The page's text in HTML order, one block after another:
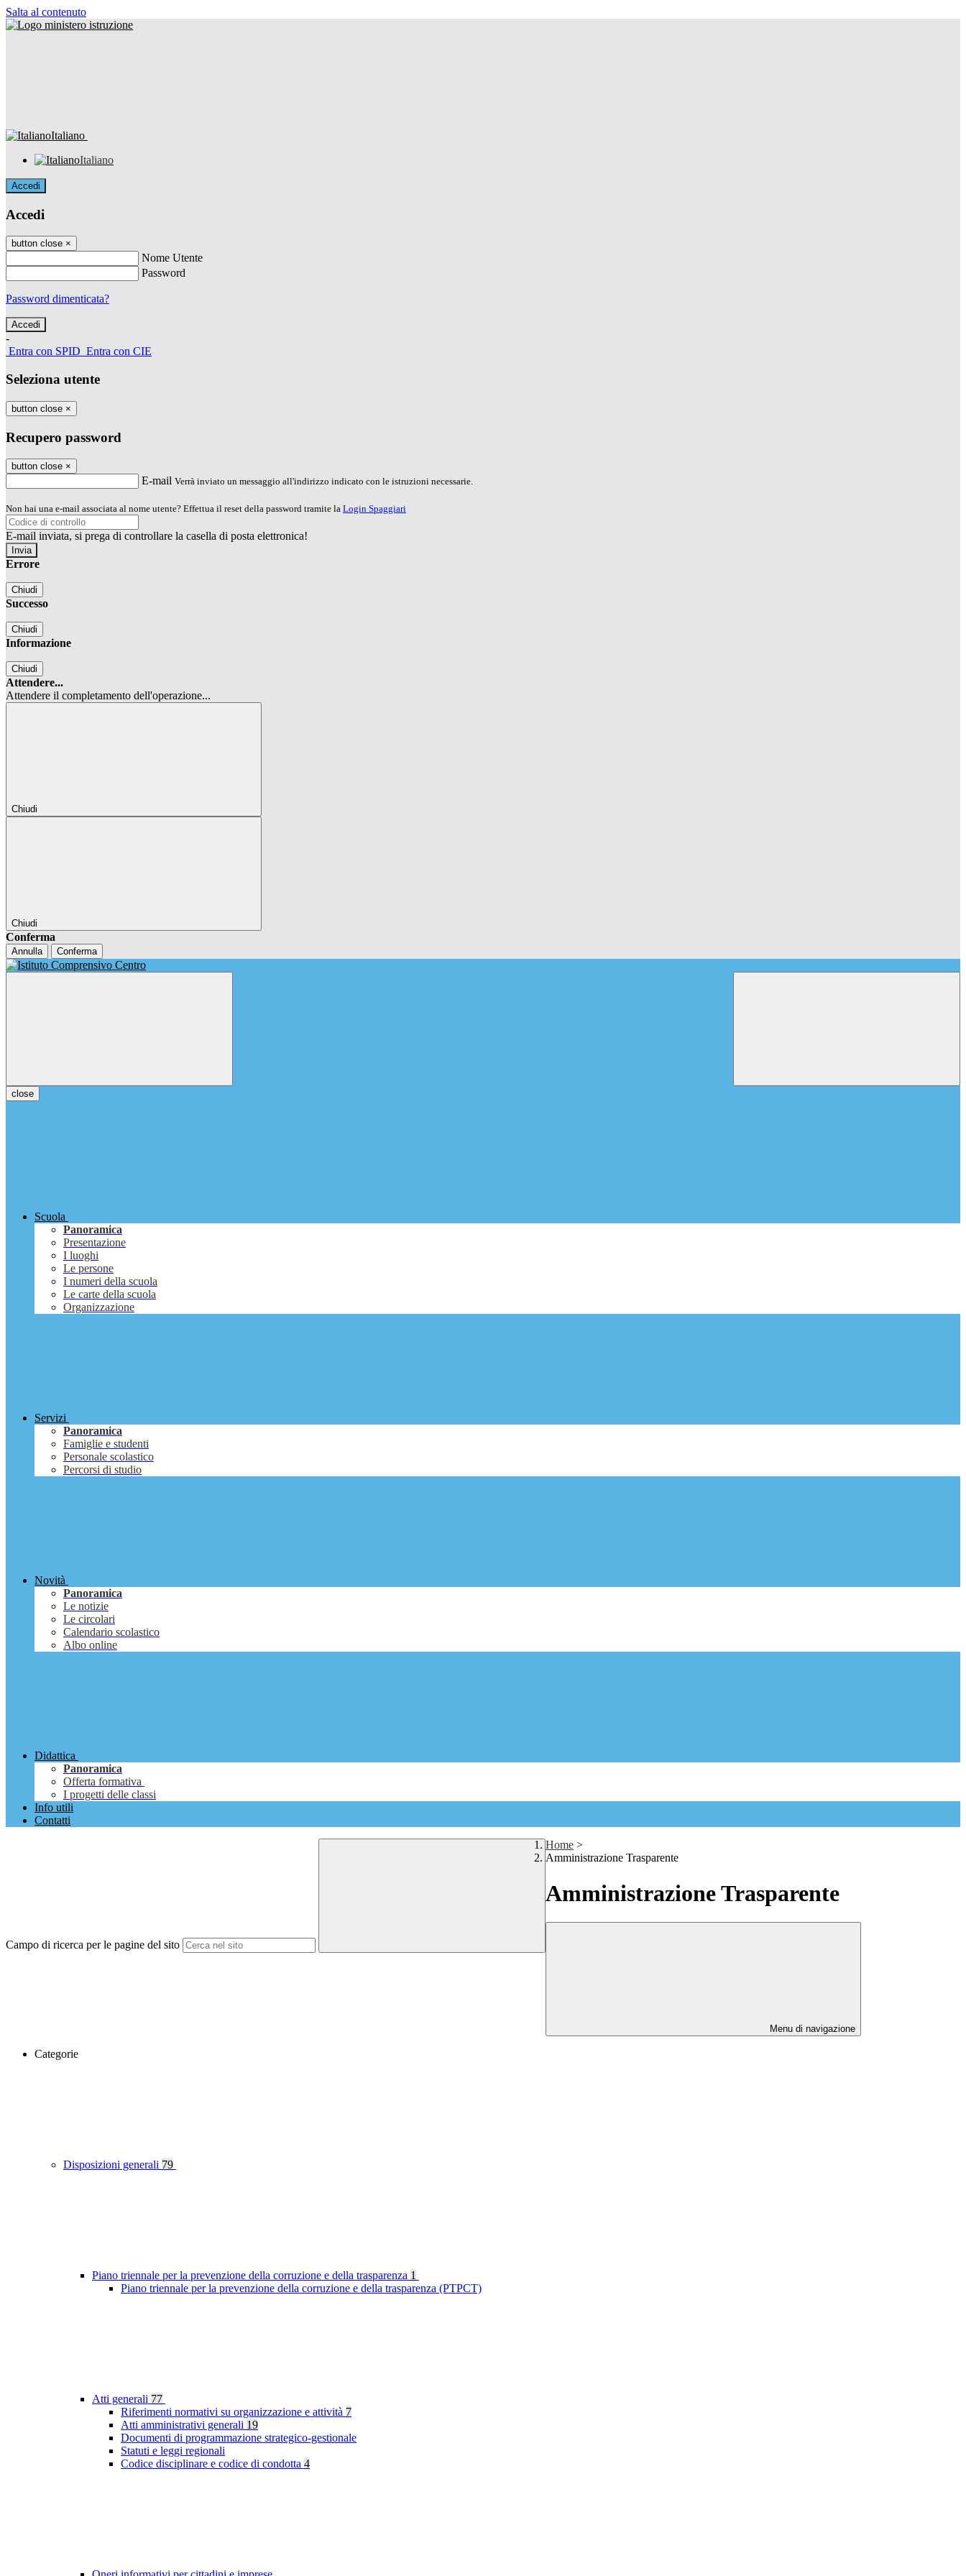
Salta al contenuto
Italiano
Italiano
Accedi
Accedi
button close ×
Nome Utente
Password
Password dimenticata?
-
Entra con SPID Entra con CIE
Seleziona utente
button close ×
Recupero password
button close ×
E-mail Verrà inviato un messaggio all'indirizzo indicato con le istruzioni necessarie.
Non hai una e-mail associata al nome utente? Effettua il reset della password tramite la Login Spaggiari
E-mail inviata, si prega di controllare la casella di posta elettronica!
Errore
Chiudi
Successo
Chiudi
Informazione
Chiudi
Attendere...
Attendere il completamento dell'operazione...
Chiudi
Chiudi
Conferma
Annulla Conferma
close
Scuola
Panoramica
Presentazione
I luoghi
Le persone
I numeri della scuola
Le carte della scuola
Organizzazione
Servizi
Panoramica
Famiglie e studenti
Personale scolastico
Percorsi di studio
Novità
Panoramica
Le notizie
Le circolari
Calendario scolastico
Albo online
Didattica
Panoramica
Offerta formativa
I progetti delle classi
Info utili
Contatti
Campo di ricerca per le pagine del sito
Home >
Amministrazione Trasparente
Amministrazione Trasparente
Menu di navigazione
Categorie
Disposizioni generali 79
Piano triennale per la prevenzione della corruzione e della trasparenza 1
Piano triennale per la prevenzione della corruzione e della trasparenza (PTPCT)
Atti generali 77
Riferimenti normativi su organizzazione e attività 7
Atti amministrativi generali 19
Documenti di programmazione strategico-gestionale
Statuti e leggi regionali
Codice disciplinare e codice di condotta 4